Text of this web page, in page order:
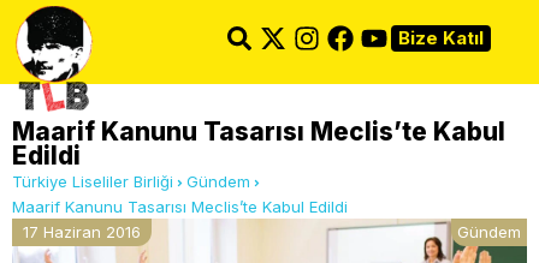
Bize Katıl
Maarif Kanunu Tasarısı Meclis’te Kabul
Edildi
Türkiye Liseliler Birliği
Gündem
Maarif Kanunu Tasarısı Meclis’te Kabul Edildi
17 Haziran 2016
Gündem